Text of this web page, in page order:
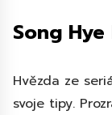
Song Hye
Hvězda ze
svoje tipy.